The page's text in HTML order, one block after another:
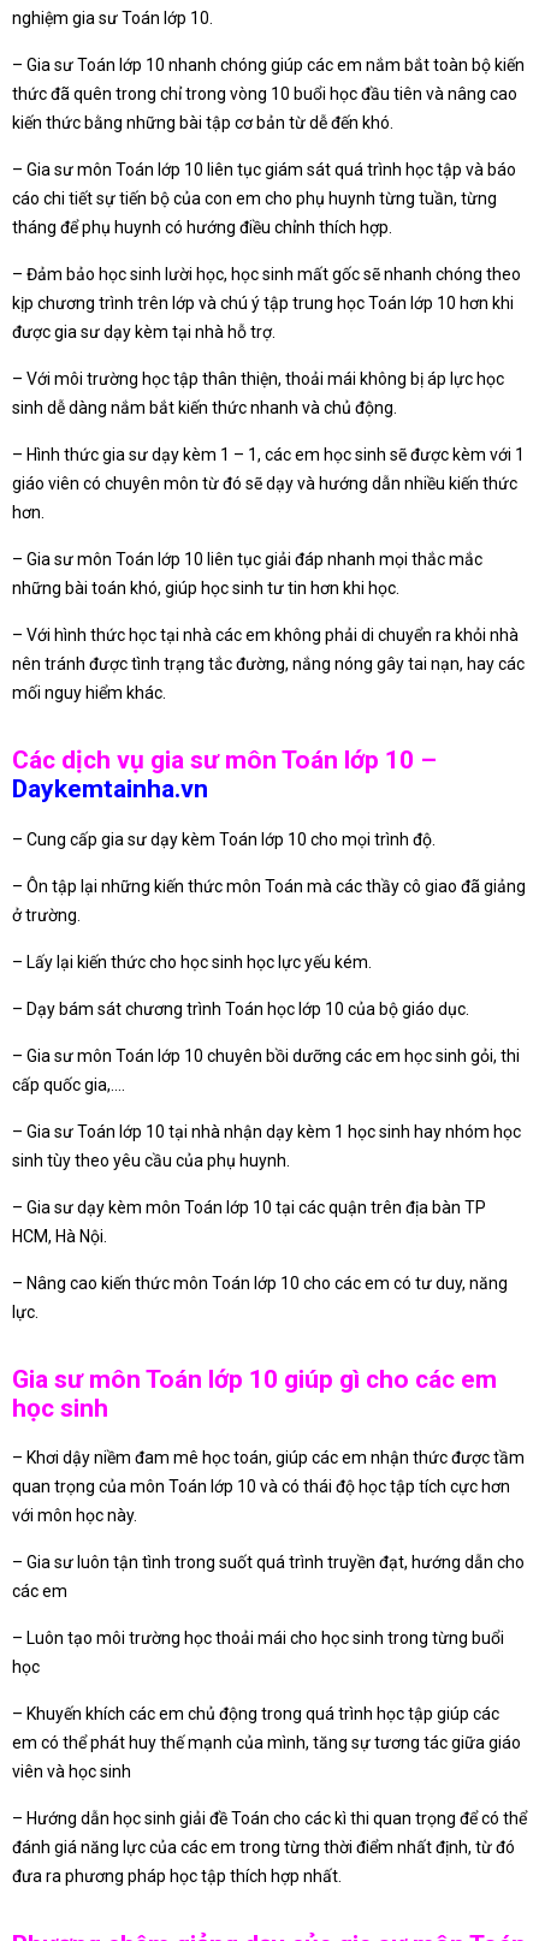
nghiệm gia sư Toán lớp 10.
– Gia sư Toán lớp 10 nhanh chóng giúp các em nắm bắt toàn bộ kiến
thức đã quên trong chỉ trong vòng 10 buổi học đầu tiên và nâng cao
kiến thức bằng những bài tập cơ bản từ dễ đến khó.
– Gia sư môn Toán lớp 10 liên tục giám sát quá trình học tập và báo
cáo chi tiết sự tiến bộ của con em cho phụ huynh từng tuần, từng
tháng để phụ huynh có hướng điều chỉnh thích hợp.
– Đảm bảo học sinh lười học, học sinh mất gốc sẽ nhanh chóng theo
kịp chương trình trên lớp và chú ý tập trung học Toán lớp 10 hơn khi
được gia sư dạy kèm tại nhà hỗ trợ.
– Với môi trường học tập thân thiện, thoải mái không bị áp lực học
sinh dễ dàng nắm bắt kiến thức nhanh và chủ động.
– Hình thức gia sư dạy kèm 1 – 1, các em học sinh sẽ được kèm với 1
giáo viên có chuyên môn từ đó sẽ dạy và hướng dẫn nhiều kiến thức
hơn.
– Gia sư môn Toán lớp 10 liên tục giải đáp nhanh mọi thắc mắc
những bài toán khó, giúp học sinh tư tin hơn khi học.
– Với hình thức học tại nhà các em không phải di chuyển ra khỏi nhà
nên tránh được tình trạng tắc đường, nắng nóng gây tai nạn, hay các
mối nguy hiểm khác.
Các dịch vụ gia sư môn Toán lớp 10 –
Daykemtainha.vn
– Cung cấp gia sư dạy kèm Toán lớp 10 cho mọi trình độ.
– Ôn tập lại những kiến thức môn Toán mà các thầy cô giao đã giảng
ở trường.
– Lấy lại kiến thức cho học sinh học lực yếu kém.
– Dạy bám sát chương trình Toán học lớp 10 của bộ giáo dục.
– Gia sư môn Toán lớp 10 chuyên bồi dưỡng các em học sinh gỏi, thi
cấp quốc gia,….
– Gia sư Toán lớp 10 tại nhà nhận dạy kèm 1 học sinh hay nhóm học
sinh tùy theo yêu cầu của phụ huynh.
– Gia sư dạy kèm môn Toán lớp 10 tại các quận trên địa bàn TP
HCM, Hà Nội.
– Nâng cao kiến thức môn Toán lớp 10 cho các em có tư duy, năng
lực.
Gia sư môn Toán lớp 10 giúp gì cho các em
học sinh
– Khơi dậy niềm đam mê học toán, giúp các em nhận thức được tầm
quan trọng của môn Toán lớp 10 và có thái độ học tập tích cực hơn
với môn học này.
– Gia sư luôn tận tình trong suốt quá trình truyền đạt, hướng dẫn cho
các em
– Luôn tạo môi trường học thoải mái cho học sinh trong từng buổi
học
– Khuyến khích các em chủ động trong quá trình học tập giúp các
em có thể phát huy thế mạnh của mình, tăng sự tương tác giữa giáo
viên và học sinh
– Hướng dẫn học sinh giải đề Toán cho các kì thi quan trọng để có thể
đánh giá năng lực của các em trong từng thời điểm nhất định, từ đó
đưa ra phương pháp học tập thích hợp nhất.